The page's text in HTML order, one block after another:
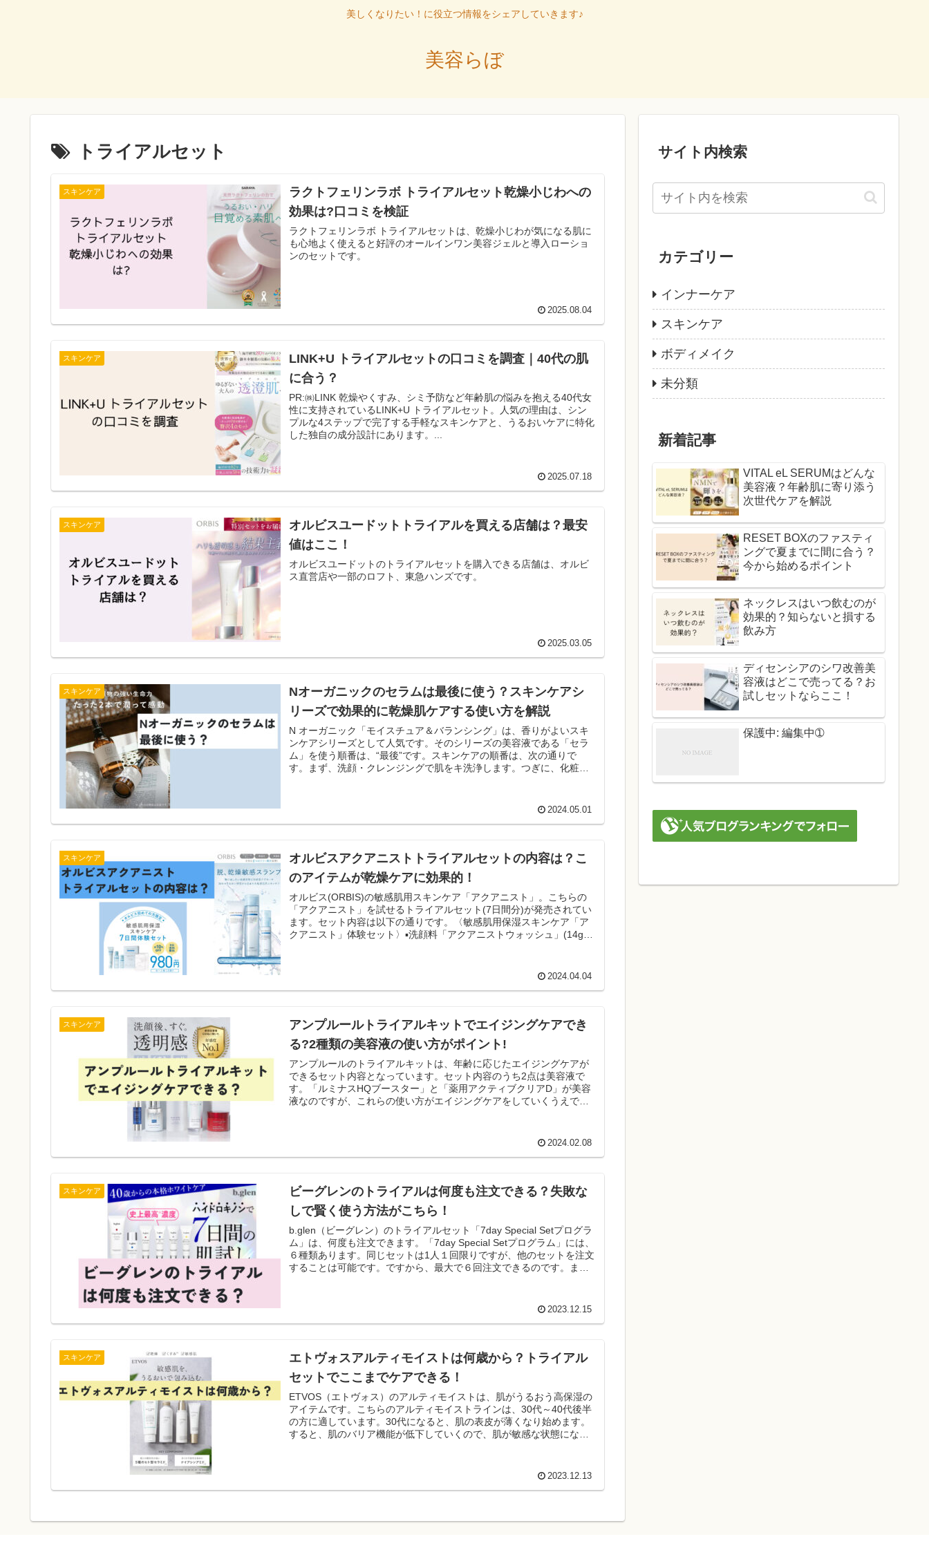
美しくなりたい！に役立つ情報をシェアしていきます♪
美容らぼ
トライアルセット
スキンケア
ラクトフェリンラボ トライアルセット乾燥小じわへの
効果は?口コミを検証
ラクトフェリンラボ トライアルセットは、乾燥小じわが気になる肌に
も心地よく使えると好評のオールインワン美容ジェルと導入ローショ
ンのセットです。
2025.08.04
スキンケア
LINK+U トライアルセットの口コミを調査｜40代の肌
に合う？
PR:㈱LINK 乾燥やくすみ、シミ予防など年齢肌の悩みを抱える40代女
性に支持されているLINK+U トライアルセット。人気の理由は、シン
プルな4ステップで完了する手軽なスキンケアと、うるおいケアに特化
した独自の成分設計にあります。...
2025.07.18
スキンケア
オルビスユードットトライアルを買える店舗は？最安
値はここ！
オルビスユードットのトライアルセットを購入できる店舗は、オルビ
ス直営店や一部のロフト、東急ハンズです。
2025.03.05
スキンケア
Nオーガニックのセラムは最後に使う？スキンケアシ
リーズで効果的に乾燥肌ケアする使い方を解説
N オーガニック「モイスチュア＆バランシング」は、香りがよいスキ
ンケアシリーズとして人気です。そのシリーズの美容液である「セラ
ム」を使う順番は、“最後”です。スキンケアの順番は、次の通りで
す。まず、洗顔・クレンジングで肌をキ洗浄します。つぎに、化粧水
2024.05.01
スキンケア
オルビスアクアニストトライアルセットの内容は？こ
のアイテムが乾燥ケアに効果的！
オルビス(ORBIS)の敏感肌用スキンケア「アクアニスト」。こちらの
「アクアニスト」を試せるトライアルセット(7日間分)が発売されてい
ます。セット内容は以下の通りです。〈敏感肌用保湿スキンケア「ア
クアニスト」体験セット〉▪洗顔料「アクアニストウォッシュ」(14g)▪
包)。このように、オルビスのアクアニストトライアルセットには、洗
す。
2024.04.04
スキンケア
アンプルールトライアルキットでエイジングケアでき
る?2種類の美容液の使い方がポイント!
アンプルールのトライアルキットは、年齢に応じたエイジングケアが
できるセット内容となっています。セット内容のうち2点は美容液で
す。「ルミナスHQブースター」と「薬用アクティブクリアD」が美容
液なのですが、これらの使い方がエイジングケアをしていくうえでの
に使うことで、乾燥によるキメの乱れを根本から断つサポートをし
に整えてくれます。このように、役割の違う2種類の美容液を正しく使
うことで、効果的なエイジングケアが可能です。
2024.02.08
スキンケア
ビーグレンのトライアルは何度も注文できる？失敗な
しで賢く使う方法がこちら！
b.glen（ビーグレン）のトライアルセット「7day Special Setプログラ
ム」は、何度も注文できます。「7day Special Setプログラム」には、
６種類あります。同じセットは1人１回限りですが、他のセットを注文
することは可能です。ですから、最大で６回注文できるのです。まず
2023.12.15
スキンケア
エトヴォスアルティモイストは何歳から？トライアル
セットでここまでケアできる！
ETVOS（エトヴォス）のアルティモイストは、肌がうるおう高保湿の
アイテムです。こちらのアルティモイストラインは、30代～40代後半
の方に適しています。30代になると、肌の表皮が薄くなり始めます。
すると、肌のバリア機能が低下していくので、肌が敏感な状態になり
る▪肌のお手入れをしているのに乾燥する▪肌がくすみがち。このよう
ように敏感になりがちな大人の肌をうるおいで満たすアイテムです。
2023.12.13
サイト内検索
カテゴリー
インナーケア
スキンケア
ボディメイク
未分類
新着記事
VITAL eL SERUMはどんな
美容液？年齢肌に寄り添う
次世代ケアを解説
RESET BOXのファスティ
ングで夏までに間に合う？
今から始めるポイント
ネックレスはいつ飲むのが
効果的？知らないと損する
飲み方
ディセンシアのシワ改善美
容液はどこで売ってる？お
試しセットならここ！
保護中: 編集中➀